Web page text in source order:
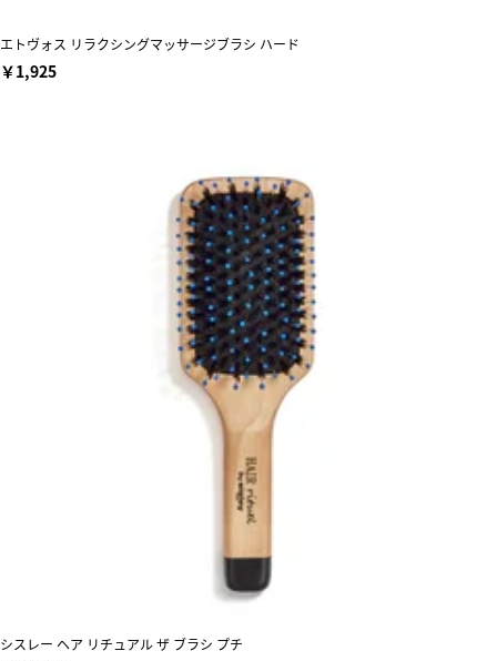
エトヴォス リラクシングマッサージブラシ ハード
￥1,925
シスレー ヘア リチュアル ザ ブラシ プチ